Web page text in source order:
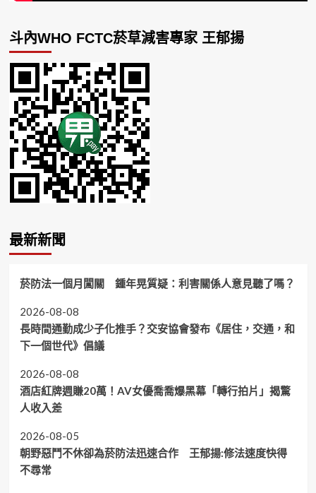
斗內WHO FCTC菸草減害專家 王郁揚
最新新聞
菸防法一個月闖關 鍾年晃質疑：利害關係人意見聽了嗎？
2026-08-08
長時間通勤成少子化推手？交安協會發布《居住，交通，和
下一個世代》倡議
2026-08-08
酒店紅牌週賺20萬！AV女優喬喬爆黑幕「轉行拍片」揭驚
人收入差
2026-08-05
朝野惡鬥不休卻為菸防法迅速合作 王郁揚:修法速度快得
不尋常